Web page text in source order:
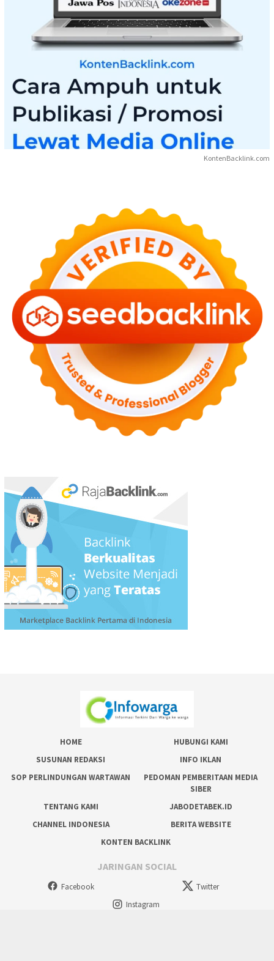
KontenBacklink.com
HOME
HUBUNGI KAMI
SUSUNAN REDAKSI
INFO IKLAN
SOP PERLINDUNGAN WARTAWAN
PEDOMAN PEMBERITAAN MEDIA
SIBER
TENTANG KAMI
JABODETABEK.ID
CHANNEL INDONESIA
BERITA WEBSITE
KONTEN BACKLINK
JARINGAN SOCIAL
Facebook
Twitter
Instagram